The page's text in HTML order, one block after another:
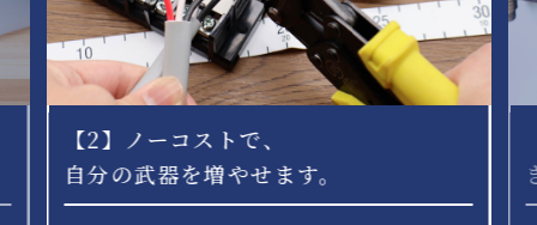
【2】ノーコストで、
自分の武器を増やせます。